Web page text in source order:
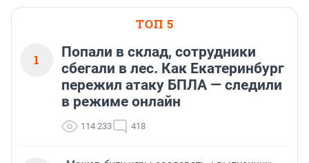
ТОП 5
1
Попали в склад, сотрудники
сбегали в лес. Как Екатеринбург
пережил атаку БПЛА — следили
в режиме онлайн
114 233 418